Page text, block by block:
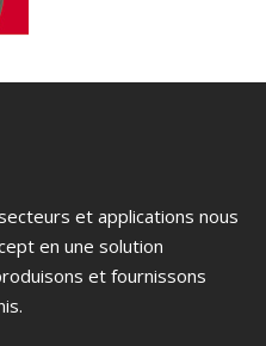
et applications nous
en une solution
et fournissons